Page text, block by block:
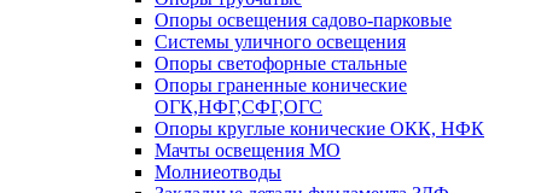
Опоры освещения садово-парковые
Системы уличного освещения
Опоры светофорные стальные
Опоры граненные конические
ОГК,НФГ,СФГ,ОГС
Опоры круглые конические ОКК, НФК
Мачты освещения МО
Молниеотводы